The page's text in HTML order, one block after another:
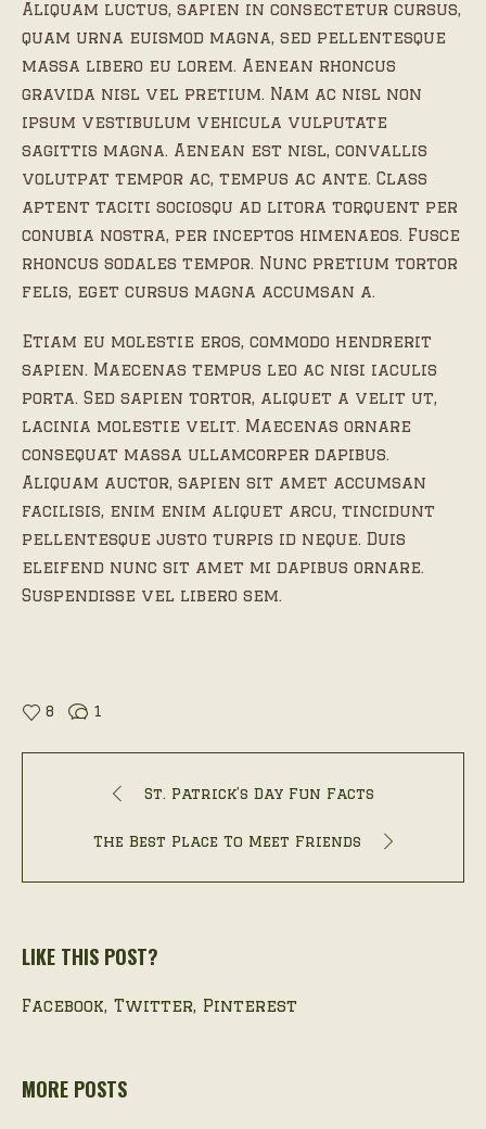
Aliquam luctus, sapien in consectetur cursus,
quam urna euismod magna, sed pellentesque
massa libero eu lorem. Aenean rhoncus
gravida nisl vel pretium. Nam ac nisl non
ipsum vestibulum vehicula vulputate
sagittis magna. Aenean est nisl, convallis
volutpat tempor ac, tempus ac ante. Class
aptent taciti sociosqu ad litora torquent per
conubia nostra, per inceptos himenaeos. Fusce
rhoncus sodales tempor. Nunc pretium tortor
felis, eget cursus magna accumsan a.
Etiam eu molestie eros, commodo hendrerit
sapien. Maecenas tempus leo ac nisi iaculis
porta. Sed sapien tortor, aliquet a velit ut,
lacinia molestie velit. Maecenas ornare
consequat massa ullamcorper dapibus.
Aliquam auctor, sapien sit amet accumsan
facilisis, enim enim aliquet arcu, tincidunt
pellentesque justo turpis id neque. Duis
eleifend nunc sit amet mi dapibus ornare.
Suspendisse vel libero sem.
8 1
St. Patrick’s Day Fun Facts
The Best Place To Meet Friends
LIKE THIS POST?
Facebook Twitter Pinterest
MORE POSTS